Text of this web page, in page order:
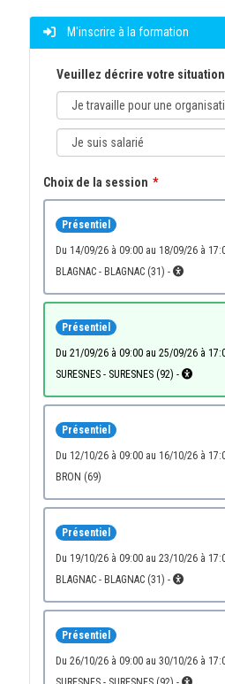
M'inscrire à la formation
Veuillez décrire votre situation
Choix de la session
Présentiel
du 14/09/26 à 09:00 au 18/09/26 à 17:00 - CENIT KEONYS
BLAGNAC - BLAGNAC (31) -
Présentiel
du 21/09/26 à 09:00 au 25/09/26 à 17:00 - CENIT KEONYS
SURESNES - SURESNES (92) -
Présentiel
du 12/10/26 à 09:00 au 16/10/26 à 17:00 - CENIT KEONYS BRON -
BRON (69)
Présentiel
du 19/10/26 à 09:00 au 23/10/26 à 17:00 - CENIT KEONYS
BLAGNAC - BLAGNAC (31) -
Présentiel
du 26/10/26 à 09:00 au 30/10/26 à 17:00 - CENIT KEONYS